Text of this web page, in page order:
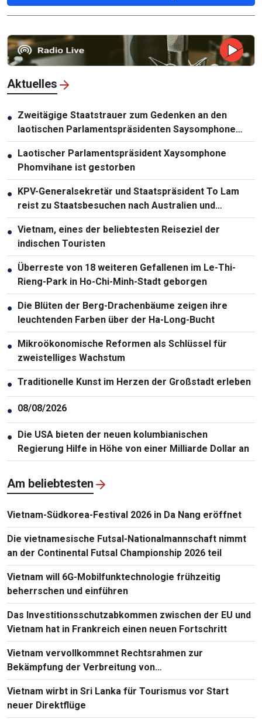
Aktuelles
● Zweitägige Staatstrauer zum Gedenken an den
laotischen Parlamentspräsidenten Saysomphone
Phomvihane
● Laotischer Parlamentspräsident Xaysomphone
Phomvihane ist gestorben
● KPV-Generalsekretär und Staatspräsident To Lam
reist zu Staatsbesuchen nach Australien und
Neuseeland
● Vietnam, eines der beliebtesten Reiseziel der
indischen Touristen
● Überreste von 18 weiteren Gefallenen im Le-Thi-
Rieng-Park in Ho-Chi-Minh-Stadt geborgen
● Die Blüten der Berg-Drachenbäume zeigen ihre
leuchtenden Farben über der Ha-Long-Bucht
● Mikroökonomische Reformen als Schlüssel für
zweistelliges Wachstum
● Traditionelle Kunst im Herzen der Großstadt erleben
● 08/08/2026
● Die USA bieten der neuen kolumbianischen
Regierung Hilfe in Höhe von einer Milliarde Dollar an
Am beliebtesten
Vietnam-Südkorea-Festival 2026 in Da Nang eröffnet
Die vietnamesische Futsal-Nationalmannschaft nimmt
an der Continental Futsal Championship 2026 teil
Vietnam will 6G-Mobilfunktechnologie frühzeitig
beherrschen und einführen
Das Investitionsschutzabkommen zwischen der EU und
Vietnam hat in Frankreich einen neuen Fortschritt
Vietnam vervollkommnet Rechtsrahmen zur
Bekämpfung der Verbreitung von
Massenvernichtungswaffen
Vietnam wirbt in Sri Lanka für Tourismus vor Start
neuer Direktflüge